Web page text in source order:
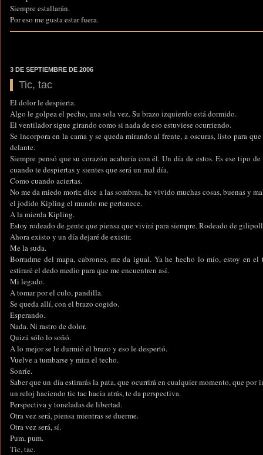
Siempre estallarán.
Por eso me gusta estar fuera.
3 DE SEPTIEMBRE DE 2006
Tic, tac
El dolor le despierta.
Algo le golpea el pecho, una sola vez. Su brazo izquierdo está dormido.
El ventilador sigue girando como si nada de eso estuviese ocurriendo.
Se incorpora en la cama y se queda mirando al frente, a oscuras, listo para
delante.
Siempre pensó que su corazón acabaría con él. Un día de estos. Es ese tipo
cuando te despiertas y sientes que será un mal día.
Como cuando aciertas.
No me da miedo morir, dice a las sombras, he vivido muchas cosas, buenas y
el jodido Kipling el mundo me pertenece.
A la mierda Kipling.
Estoy rodeado de gente que piensa que vivirá para siempre. Rodeado de
Ahora existo y un día dejaré de existir.
Me la suda.
Borradme del mapa, cabrones, me da igual. Ya he hecho lo mío, estoy en
estiraré el dedo medio para que me encuentren así.
Mi legado.
A tomar por el culo, pandilla.
Se queda allí, con el brazo cogido.
Esperando.
Nada. Ni rastro de dolor.
Quizá sólo lo soñó.
A lo mejor se le durmió el brazo y eso le despertó.
Vuelve a tumbarse y mira el techo.
Sonríe.
Saber que un día estirarás la pata, que ocurrirá en cualquier momento, que por
un reloj haciendo tic tac hacia atrás, te da perspectiva.
Perspectiva y toneladas de libertad.
Otra vez será, piensa mientras se duerme.
Otra vez será, sí.
Pum, pum.
Tic, tac.